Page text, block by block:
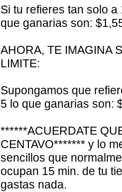
Si tu refieres tan solo
que ganarias son:
AHORA, TE IMAGINA
LIMITE:
Supongamos que
5 lo que ganarias son:
******ACUERDATE
CENTAVO******* y lo
sencillos que
ocupan 15 min. de tu
gastas nada.